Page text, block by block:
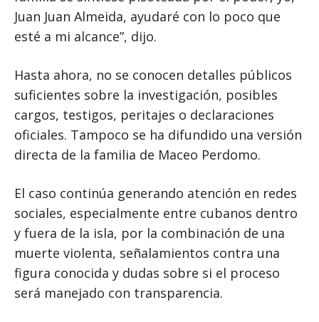
Juan Juan Almeida, ayudaré con lo poco que
esté a mi alcance”, dijo.
Hasta ahora, no se conocen detalles públicos
suficientes sobre la investigación, posibles
cargos, testigos, peritajes o declaraciones
oficiales. Tampoco se ha difundido una versión
directa de la familia de Maceo Perdomo.
El caso continúa generando atención en redes
sociales, especialmente entre cubanos dentro
y fuera de la isla, por la combinación de una
muerte violenta, señalamientos contra una
figura conocida y dudas sobre si el proceso
será manejado con transparencia.